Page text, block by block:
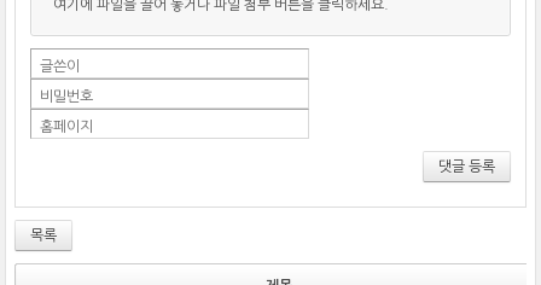
여기에 파일을 끌어 놓거나 파일 첨부 버튼을 클릭하세요.
글쓴이
비밀번호
홈페이지
댓글 등록
목록